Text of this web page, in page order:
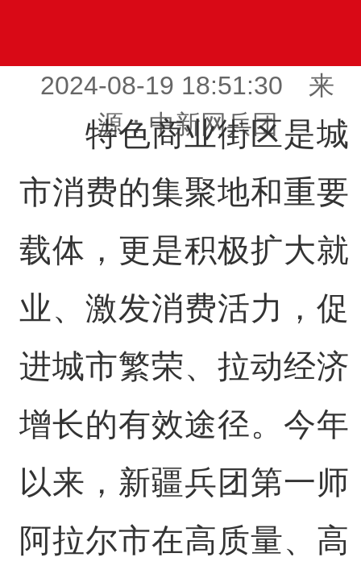
2024-08-19 18:51:30 来
源：中新网兵团
特色商业街区是城
市消费的集聚地和重要
载体，更是积极扩大就
业、激发消费活力，促
进城市繁荣、拉动经济
增长的有效途径。今年
以来，新疆兵团第一师
阿拉尔市在高质量、高